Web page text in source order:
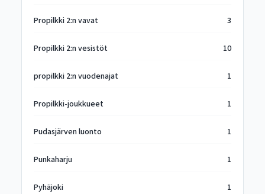
Propilkki 2:n vavat 3
Propilkki 2:n vesistöt 10
propilkki 2:n vuodenajat 1
Propilkki-joukkueet 1
Pudasjärven luonto 1
Punkaharju 1
Pyhäjoki 1